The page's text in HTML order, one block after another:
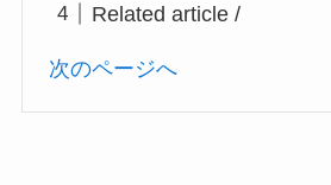
Related article /
次のページへ